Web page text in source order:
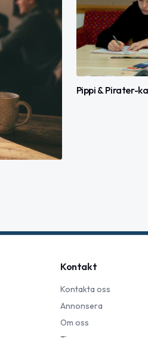
Pippi & Pirater-
Kontakt
Kontakta oss
Annonsera
Om oss